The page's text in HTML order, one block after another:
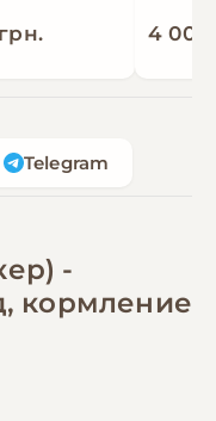
4 000
Telegram
-
кормление